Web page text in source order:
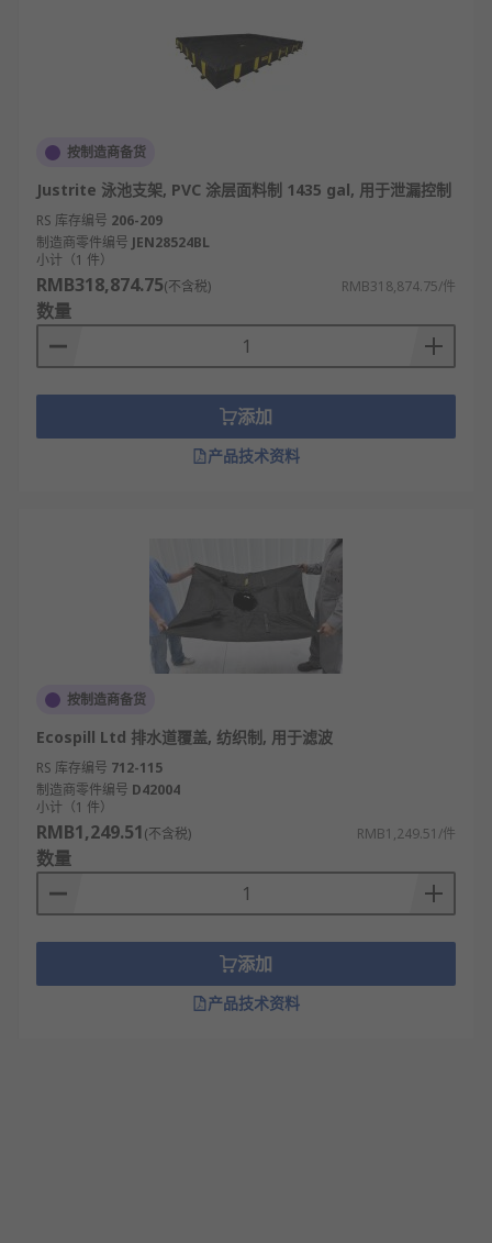
按制造商备货
Justrite 泳池支架, PVC 涂层面料制 1435 gal, 用于泄漏控制
RS 库存编号 206-209
制造商零件编号 JEN28524BL
小计（1 件）
RMB318,874.75(不含税) RMB318,874.75/件
数量
添加
产品技术资料
按制造商备货
Ecospill Ltd 排水道覆盖, 纺织制, 用于滤波
RS 库存编号 712-115
制造商零件编号 D42004
小计（1 件）
RMB1,249.51(不含税) RMB1,249.51/件
数量
添加
产品技术资料